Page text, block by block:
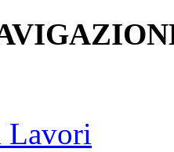
Lavori